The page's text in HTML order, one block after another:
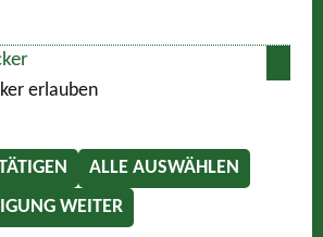
erlauben
ALLE AUSWÄHLEN
WEITER